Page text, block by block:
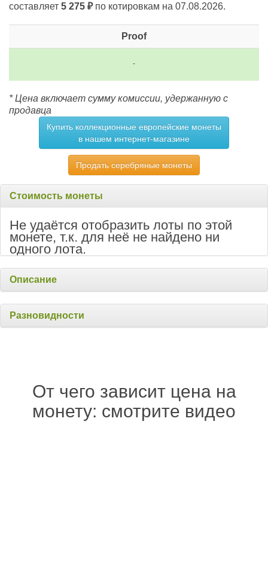
составляет 5 275 ₽по котировкам на 07.08.2026.
Proof
-
* Цена включает сумму комиссии, удержанную с
продавца
Купить коллекционные европейские монеты
в нашем интернет-магазине
Продать серебряные монеты
Стоимость монеты
Не удаётся отобразить лоты по этой
монете, т.к. для неё не найдено ни
одного лота.
Описание
Разновидности
От чего зависит цена на
монету: смотрите видео